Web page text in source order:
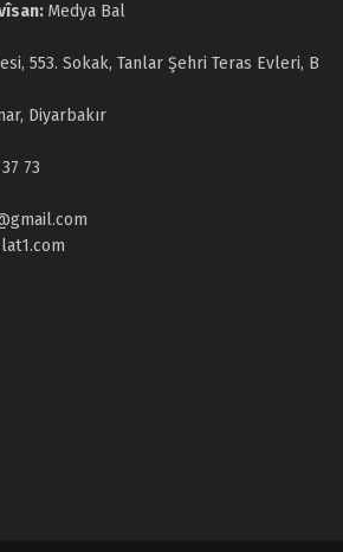
Medya Bal
553. Sokak, Tanlar Şehri Teras Evleri, B
Diyarbakır
73